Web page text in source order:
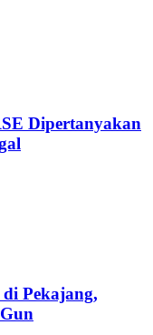
Dipertanyakan
Pekajang,